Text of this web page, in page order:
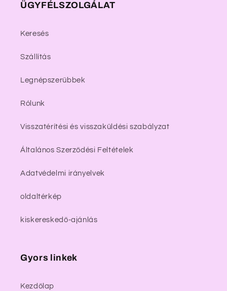
ÜGYFÉLSZOLGÁLAT
Keresés
Szállítás
Legnépszerűbbek
Rólunk
Visszatérítési és visszaküldési szabályzat
Általános Szerződési Feltételek
Adatvédelmi irányelvek
oldaltérkép
kiskereskedő-ajánlás
Gyors linkek
Kezdőlap